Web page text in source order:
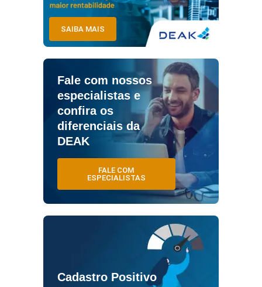
SAIBA MAIS
Fale com nossos
especialistas e
confira os
diferenciais da
DEAK
FALE COM
ESPECIALISTAS
Cadastro Positivo